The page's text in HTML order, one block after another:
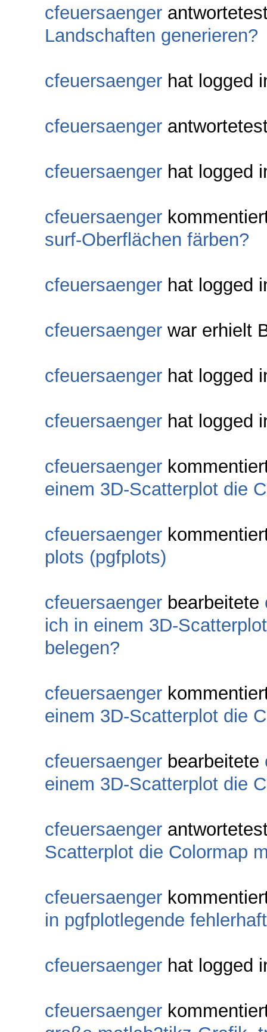
cfeuersaenger
Landschaften generieren?
cfeuersaenger hat logged
cfeuersaenger
cfeuersaenger hat logged
cfeuersaenger
surf-Oberflächen färben?
cfeuersaenger hat logged
cfeuersaenger war erhielt
cfeuersaenger hat logged
cfeuersaenger hat logged
cfeuersaenger
einem 3D-Scatterplot die
cfeuersaenger
plots (pgfplots)
cfeuersaenger bearbeitete
ich in einem 3D-
belegen?
cfeuersaenger
einem 3D-Scatterplot die
cfeuersaenger bearbeitete
einem 3D-Scatterplot die
cfeuersaenger
Scatterplot die Colormap
cfeuersaenger
in pgfplotlegende
cfeuersaenger hat logged
cfeuersaenger